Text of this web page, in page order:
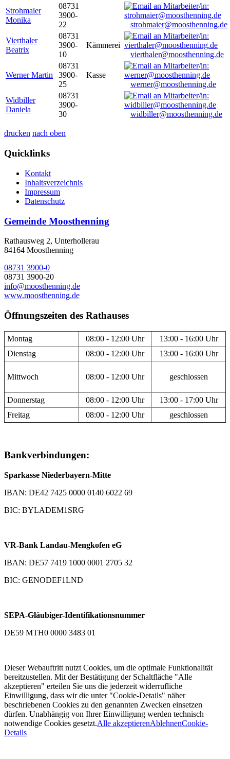
Strohmaier
Monika
08731
3900-
22
strohmaier@moosthenning.de
Vierthaler
Beatrix
08731
3900-
10
Kämmerei
vierthaler@moosthenning.de
Werner Martin
08731
3900-
25
Kasse
werner@moosthenning.de
Widbiller
Daniela
08731
3900-
30
widbiller@moosthenning.de
drucken nach oben
Quicklinks
Kontakt
Inhaltsverzeichnis
Impressum
Datenschutz
Gemeinde Moosthenning
Rathausweg 2, Unterhollerau
84164 Moosthenning
08731 3900-0
08731 3900-20
info@moosthenning.de
www.moosthenning.de
Öffnungszeiten des Rathauses
Montag 08:00 - 12:00 Uhr
13:00 - 16:00 Uhr
Dienstag
08:00 - 12:00 Uhr 13:00 - 16:00 Uhr
Mittwoch 08:00 - 12:00 Uhr geschlossen
Donnerstag 08:00 - 12:00 Uhr
13:00 - 17:00 Uhr
Freitag
08:00 - 12:00 Uhr geschlossen
Bankverbindungen:
Sparkasse Niederbayern-Mitte
IBAN: DE42 7425 0000 0140 6022 69
BIC: BYLADEM1SRG
VR-Bank Landau-Mengkofen eG
IBAN: DE57 7419 1000 0001 2705 32
BIC: GENODEF1LND
SEPA-Gläubiger-Identifikationsnummer
DE59 MTH0 0000 3483 01
Dieser Webauftritt nutzt Cookies, um die optimale Funktionalität
bereitzustellen. Mit der Bestätigung der Schaltfläche "Alle
akzeptieren" erteilen Sie uns die jederzeit widerrufliche
Einwilligung, dass wir die unter "Cookie-Details" näher
beschriebenen Cookies zu den genannten Zwecken einsetzen
dürfen. Unabhängig von Ihrer Einwilligung werden technisch
notwendige Cookies gesetzt.Alle akzeptierenAblehnenCookie-
Details